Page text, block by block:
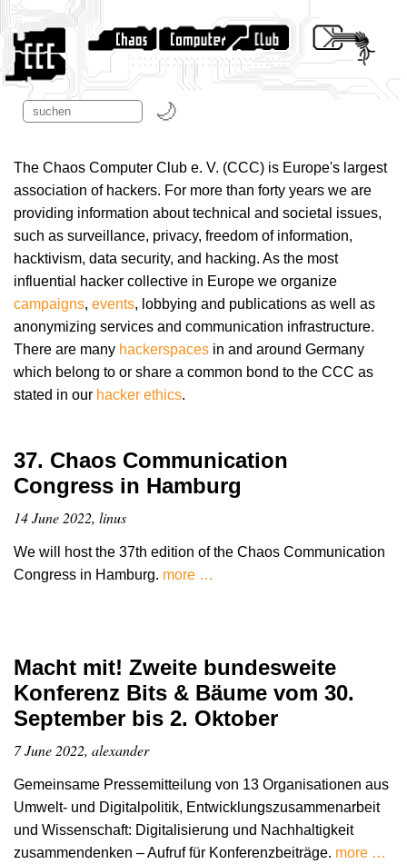
The Chaos Computer Club e. V. (CCC) is Europe's largest
association of hackers. For more than forty years we are
providing information about technical and societal issues,
such as surveillance, privacy, freedom of information,
hacktivism, data security, and hacking. As the most
influential hacker collective in Europe we organize
campaigns, events, lobbying and publications as well as
anonymizing services and communication infrastructure.
There are many hackerspaces in and around Germany
which belong to or share a common bond to the CCC as
stated in our hacker ethics.
37. Chaos Communication
Congress in Hamburg
14 June 2022, linus
We will host the 37th edition of the Chaos Communication
Congress in Hamburg. more …
Macht mit! Zweite bundesweite
Konferenz Bits & Bäume vom 30.
September bis 2. Oktober
7 June 2022, alexander
Gemeinsame Pressemitteilung von 13 Organisationen aus
Umwelt- und Digitalpolitik, Entwicklungszusammenarbeit
und Wissenschaft: Digitalisierung und Nachhaltigkeit
zusammendenken – Aufruf für Konferenzbeiträge. more …